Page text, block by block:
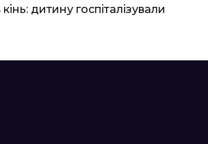
дитину госпіталізували